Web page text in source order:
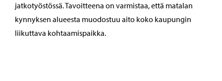
jatkotyöstössä. Tavoitteena on varmistaa, että matalan
kynnyksen alueesta muodostuu aito koko kaupungin
liikuttava kohtaamispaikka.